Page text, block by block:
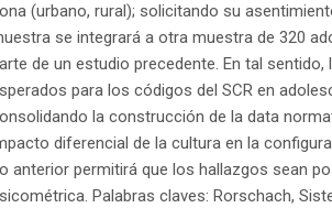
(urbano, rural); solicitando su
se integrará a otra muestra de 320
de un estudio precedente. En tal
para los códigos del SCR en
la construcción de la data
diferencial de la cultura en la
anterior permitirá que los hallazgos sean
Palabras claves: Rorschach,